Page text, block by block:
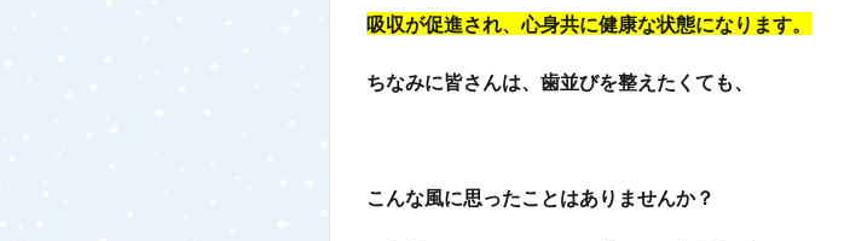
吸収が促進され、心身共に健康な状態になります。
ちなみに皆さんは、歯並びを整えたくても、
こんな風に思ったことはありませんか？